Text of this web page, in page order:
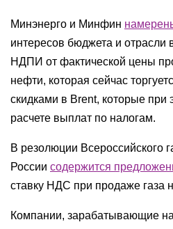
Минэнерго и Минфин
интересов бюджета и отрасли
НДПИ от фактической цены
нефти, которая сейчас
скидками в Brent, которые при
расчете выплат по налогам.
В резолюции Всероссийского
России содержится
ставку НДС при продаже газа
Компании, зарабатывающие